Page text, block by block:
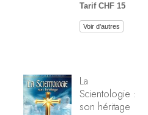
Tarif CHF 15
Voir d’autres
La
Scientologie :
son héritage